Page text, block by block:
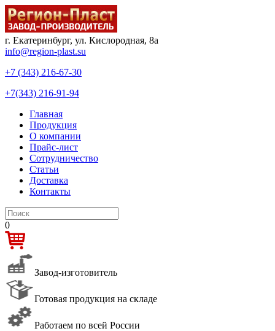
г. Екатеринбург, ул. Кислородная, 8а
info@region-plast.su
+7 (343) 216-67-30
+7(343) 216-91-94
Главная
Продукция
О компании
Прайс-лист
Сотрудничество
Статьи
Доставка
Контакты
0
Завод-изготовитель
Готовая продукция на складе
Работаем по всей России